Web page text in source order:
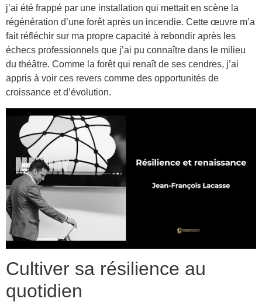
j’ai été frappé par une installation qui mettait en scène la
régénération d’une forêt après un incendie. Cette œuvre m’a
fait réfléchir sur ma propre capacité à rebondir après les
échecs professionnels que j’ai pu connaître dans le milieu
du théâtre. Comme la forêt qui renaît de ses cendres, j’ai
appris à voir ces revers comme des opportunités de
croissance et d’évolution.
Cultiver sa résilience au
quotidien